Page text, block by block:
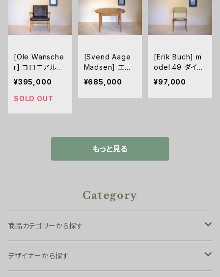
[Ole Wansche
r] コロニアルチ
ェア PJ149/OW
¥395,000
SOLD OUT
[Svend Aage
Madsen] エク
ステンション付ラ
ウンドダイニング
テーブル チーク
¥685,000
[Erik Buch] m
odel.49 ダイニ
ングチェア
¥97,000
もっと見る
Category
商品カテゴリーから探す
チェア・スツール
デザイナーから探す